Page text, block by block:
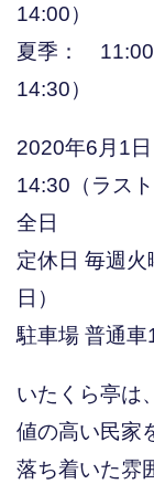
14:00）
夏季：
14:30）
2020年6月1
14:30（ラス
全日
定休日 毎週
日）
駐車場 普通
いたくら亭は
値の高い民家
落ち着いた雰